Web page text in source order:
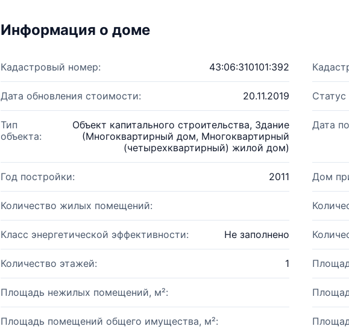
Информация о доме
Кадастровый номер: 43:06:310101:392
Дата обновления стоимости: 20.11.2019 Статус
Тип
объекта:
Объект капитального строительства, Здание
(Многоквартирный дом, Многоквартирный
(четырехквартирный) жилой дом)
Дата
Год постройки: 2011 Дом
Количество жилых помещений:
Класс энергетической эффективности: Не заполнено
Количество этажей: 1
Площадь нежилых помещений, м²:
Площадь помещений общего имущества, м²: